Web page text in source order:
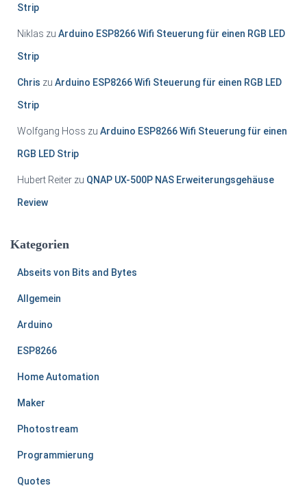
Strip
Niklas zu Arduino ESP8266 Wifi Steuerung für einen RGB LED
Strip
Chris zu Arduino ESP8266 Wifi Steuerung für einen RGB LED
Strip
Wolfgang Hoss zu Arduino ESP8266 Wifi Steuerung für einen
RGB LED Strip
Hubert Reiter zu QNAP UX-500P NAS Erweiterungsgehäuse
Review
Kategorien
Abseits von Bits and Bytes
Allgemein
Arduino
ESP8266
Home Automation
Maker
Photostream
Programmierung
Quotes